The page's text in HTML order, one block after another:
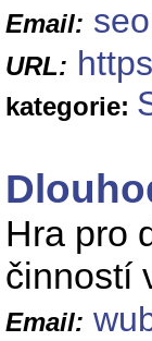
Email:
URL:
kategorie:
Hra pro
činností
Email: